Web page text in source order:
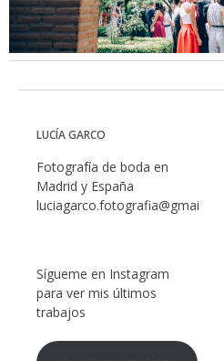
LUCÍA GARCO
Fotografía de boda en
Madrid y España
luciagarco.fotografia@gmail.com
Sígueme en Instagram
para ver mis últimos
trabajos